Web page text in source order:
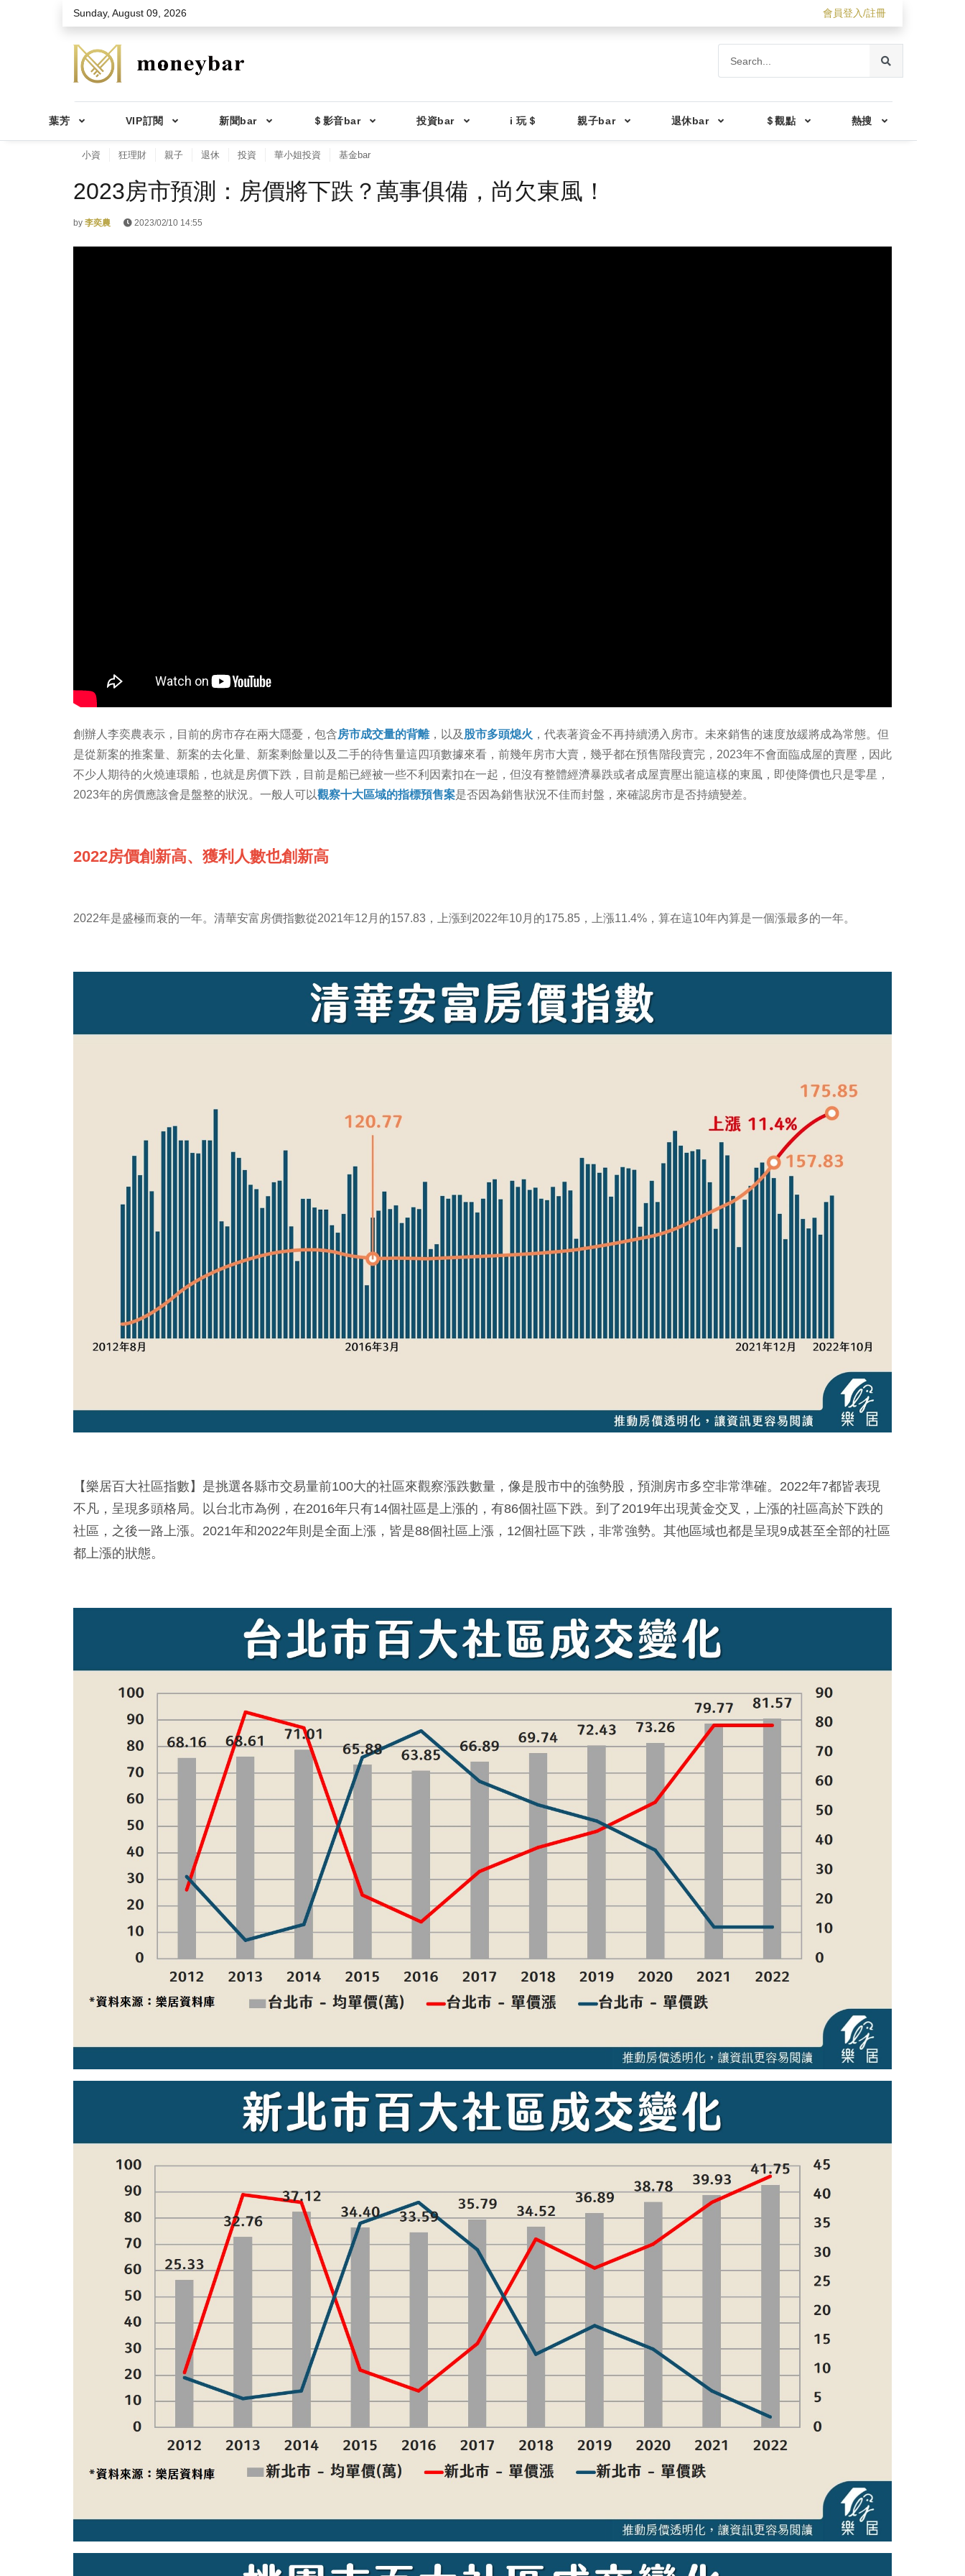
Skip to main contentSunday, August 09, 2026 會員登入/註冊
葉芳 VIP訂閱 新聞bar ＄影音bar 投資bar i 玩＄ 親子bar 退休bar ＄觀點 熱搜
小資 狂理財 親子 退休 投資 華小姐投資 基金bar
2023房市預測：房價將下跌？萬事俱備，尚欠東風！
by 李奕農 2023/02/10 14:55
創辦人李奕農表示，目前的房市存在兩大隱憂，包含房市成交量的背離，以及 股市多頭熄火 ，代表著資金不再持續湧入房市。未來銷售的速度放緩將成為常態。但
是從新案的推案量、新案的去化量、新案剩餘量以及二手的待售量這四項數據來看，前幾年房市大賣，幾乎都在預售階段賣完，2023年不會面臨成屋的賣壓，因此
不少人期待的火燒連環船，也就是房價下跌，目前是船已經被一些不利因素扣在一起，但沒有整體經濟暴跌或者成屋賣壓出籠這樣的東風，即使降價也只是零星，
2023年的房價應該會是盤整的狀況。一般人可以觀察十大區域的指標預售案是否因為銷售狀況不佳而封盤，來確認房市是否持續變差。
2022房價創新高、獲利人數也創新高
2022年是盛極而衰的一年。清華安富房價指數從2021年12月的157.83，上漲到2022年10月的175.85，上漲11.4%，算在這10年內算是一個漲最多的一年。
【樂居百大社區指數】是挑選各縣市交易量前100大的社區來觀察漲跌數量，像是股市中的強勢股，預測房市多空非常準確。2022年7都皆表現
不凡，呈現多頭格局。以台北市為例，在2016年只有14個社區是上漲的，有86個社區下跌。到了2019年出現黃金交叉，上漲的社區高於下跌的
社區，之後一路上漲。2021年和2022年則是全面上漲，皆是88個社區上漲，12個社區下跌，非常強勢。其他區域也都是呈現9成甚至全部的社區
都上漲的狀態。